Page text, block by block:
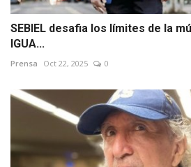
SEBIEL desafia los límites de la
IGUA...
Prensa Oct 22, 2025 0